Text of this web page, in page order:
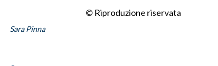
© Riproduzione riservata
Sara Pinna